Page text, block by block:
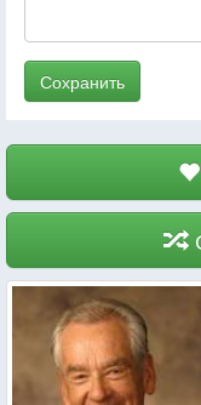
Сохранить